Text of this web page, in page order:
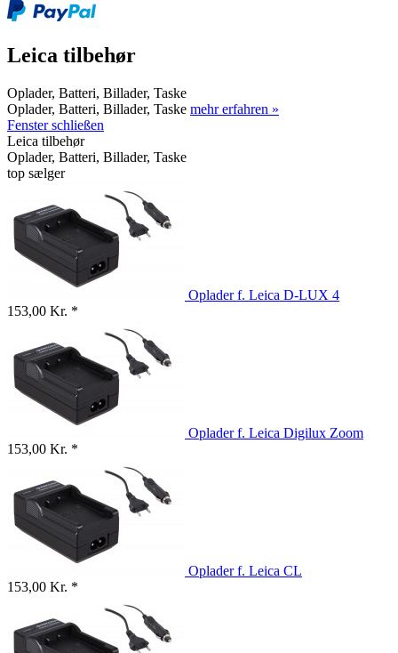
Leica tilbehør
Oplader, Batteri, Billader, Taske
Oplader, Batteri, Billader, Taske mehr erfahren »
Fenster schließen
Leica tilbehør
Oplader, Batteri, Billader, Taske
top sælger
Oplader f. Leica D-LUX 4
153,00 Kr. *
Oplader f. Leica Digilux Zoom
153,00 Kr. *
Oplader f. Leica CL
153,00 Kr. *